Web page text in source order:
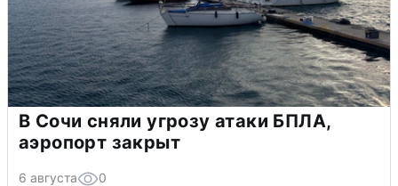
В Сочи сняли угрозу атаки БПЛА,
аэропорт закрыт
6 августа 0